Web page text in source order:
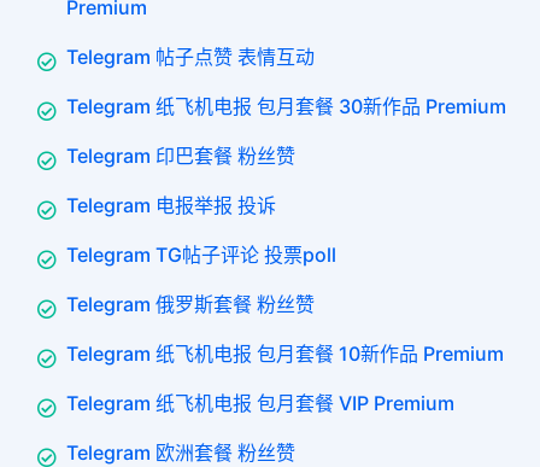
Premium
Telegram 帖子点赞 表情互动
Telegram 纸飞机电报 包月套餐 30新作品 Premium
Telegram 印巴套餐 粉丝赞
Telegram 电报举报 投诉
Telegram TG帖子评论 投票poll
Telegram 俄罗斯套餐 粉丝赞
Telegram 纸飞机电报 包月套餐 10新作品 Premium
Telegram 纸飞机电报 包月套餐 VIP Premium
Telegram 欧洲套餐 粉丝赞